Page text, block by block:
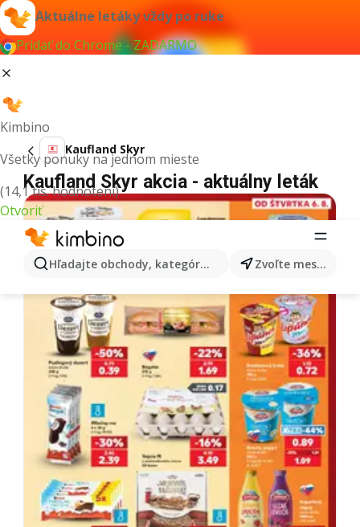
Aktuálne letáky vždy po ruke
Pridať do Chrome - ZADARMO
Kimbino
Všetky ponuky na jednom mieste
(14,1 tis. hodnotení)
Otvoriť
Hľadajte obchody, kategórie, produkty... Zvoľte mesto
Kaufland Skyr
Kaufland Skyr akcia - aktuálny leták